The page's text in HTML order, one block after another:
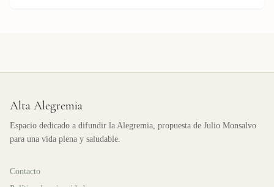
Alta Alegremia
Espacio dedicado a difundir la Alegremia, propuesta de Julio Monsalvo
para una vida plena y saludable.
Contacto